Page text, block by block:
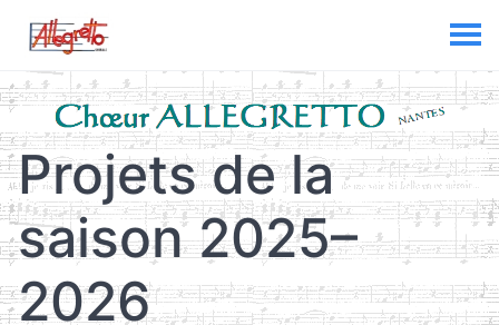
Projets de la
saison 2025–
2026